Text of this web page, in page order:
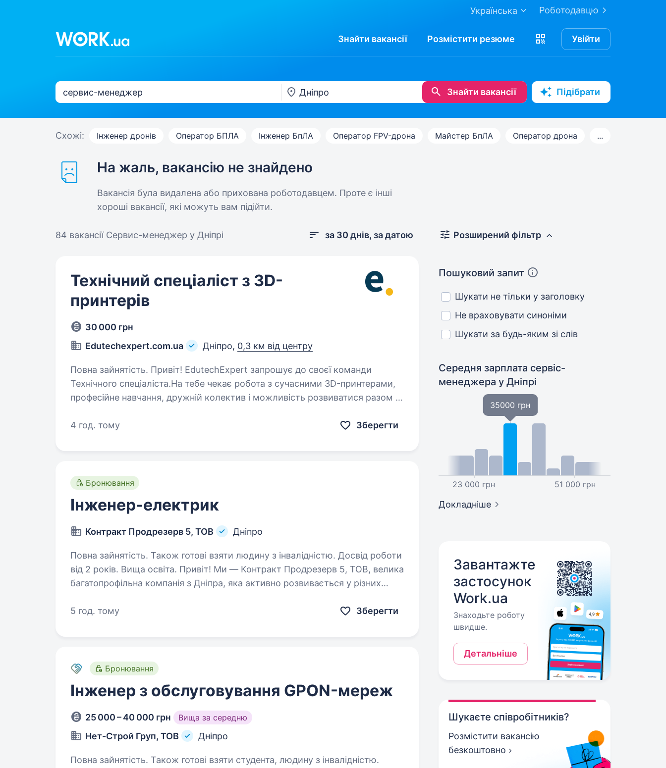
Роботодавцю
Українська
Знайти вакансії Розмістити резюме Увійти
Знайти вакансії Підібрати
Схожі: Інженер дронів Оператор БПЛА Інженер БпЛА Оператор FPV-дрона Майстер БпЛА Оператор дрона ...
На жаль, вакансію не знайдено
Вакансія була видалена або прихована роботодавцем. Проте є інші
хороші вакансії, які можуть вам підійти.
84 вакансії Сервис-менеджер у Дніпрі за 30 днів, за датою
Технічний спеціаліст з 3D-
принтерів
30 000 грн
Edutechexpert.com.ua
Дніпро, 0,3 км від центру
Повна зайнятість. Привіт! EdutechExpert запрошує до своєї команди
Технічного спеціаліста.На тебе чекає робота з сучасними 3D-принтерами,
професійне навчання, дружній колектив і можливість розвиватися разом із
4 год. тому
Зберегти
Бронювання
Інженер-електрик
Контракт Продрезерв 5, ТОВ Дніпро
Повна зайнятість. Також готові взяти людину з інвалідністю. Досвід роботи
від 2 років. Вища освіта. Привіт! Ми — Контракт Продрезерв 5, ТОВ, велика
багатопрофільна компанія з Дніпра, яка активно розвивається у різних
та електротехнічної продукції,…
5 год. тому Зберегти
Бронювання
Інженер з обслуговування GPON-мереж
25 000 – 40 000 грн Вища за середню
Нет-Строй Груп, ТОВ Дніпро
Повна зайнятість. Також готові взяти студента, людину з інвалідністю.
Розширений фільтр
Пошуковий запит
Шукати не тільки у заголовку
Не враховувати синоніми
Шукати за будь-яким зі слів
Середня зарплата сервіс-
менеджерау Дніпрі
23 000 грн
35000 грн
51 000 грн
Докладніше
Завантажте
застосунок
Work.ua
Знаходьте роботу
швидше.
Детальніше
Шукаєте співробітників?
Розмістити вакансію
безкоштовно